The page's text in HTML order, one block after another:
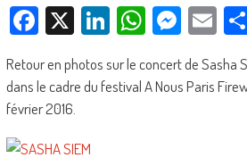
Facebook
X LinkedIn
Retour en photos sur le concert de Sasha
dans le cadre du festival A Nous Paris
février 2016.